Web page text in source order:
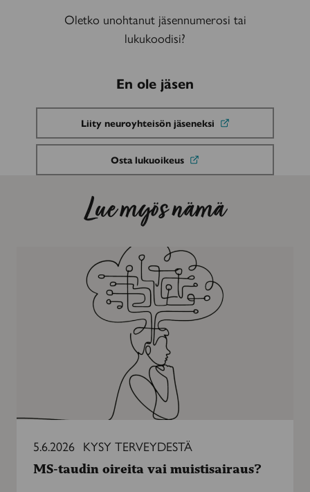
Oletko unohtanut jäsennumerosi tai
lukukoodisi?
En ole jäsen
Liity neuroyhteisön jäseneksi
Osta lukuoikeus
Lue myös nämä
5.6.2026 KYSY TERVEYDESTÄ
MS-taudin oireita vai muistisairaus?